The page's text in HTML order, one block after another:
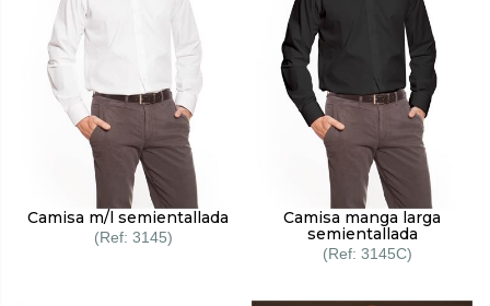
Camisa m/l semientallada
3145
Camisa manga larga
semientallada
3145C